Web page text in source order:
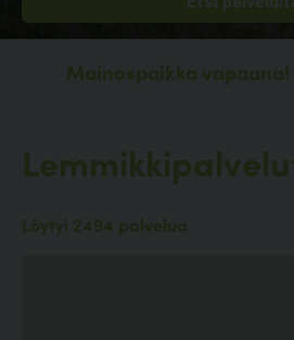
Mainospaikka vapaana!
Löytyi 2494 palvelua